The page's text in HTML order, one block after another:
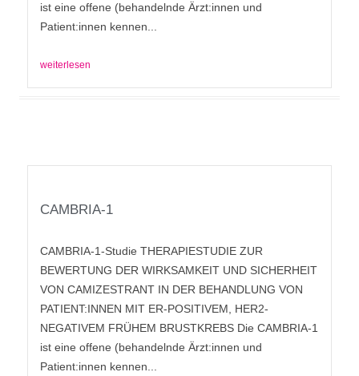
ist eine offene (behandelnde Ärzt:innen und
Patient:innen kennen...
weiterlesen
CAMBRIA-1
CAMBRIA-1-Studie THERAPIESTUDIE ZUR
BEWERTUNG DER WIRKSAMKEIT UND SICHERHEIT
VON CAMIZESTRANT IN DER BEHANDLUNG VON
PATIENT:INNEN MIT ER-POSITIVEM, HER2-
NEGATIVEM FRÜHEM BRUSTKREBS Die CAMBRIA-1
ist eine offene (behandelnde Ärzt:innen und
Patient:innen kennen...